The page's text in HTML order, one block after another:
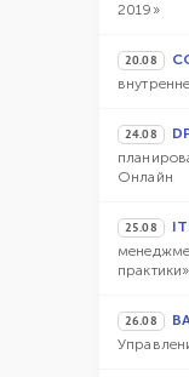
2019»
20.08
24.08
Онлайн
25.08
практики»
26.08